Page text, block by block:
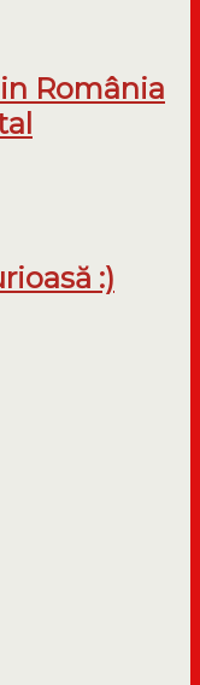
România
:)